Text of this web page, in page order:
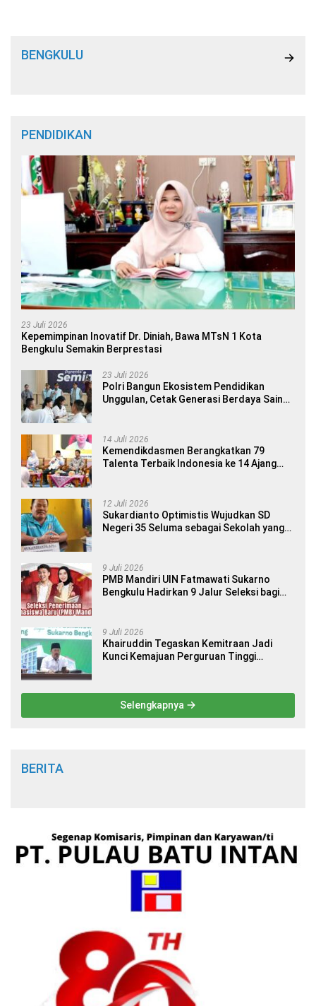
BENGKULU
PENDIDIKAN
23 Juli 2026
Kepemimpinan Inovatif Dr. Diniah, Bawa MTsN 1 Kota
Bengkulu Semakin Berprestasi
23 Juli 2026
Polri Bangun Ekosistem Pendidikan
Unggulan, Cetak Generasi Berdaya Saing
14 Juli 2026
Kemendikdasmen Berangkatkan 79
Talenta Terbaik Indonesia ke 14 Ajang
12 Juli 2026
Sukardianto Optimistis Wujudkan SD
Negeri 35 Seluma sebagai Sekolah yang
9 Juli 2026
PMB Mandiri UIN Fatmawati Sukarno
Bengkulu Hadirkan 9 Jalur Seleksi bagi
9 Juli 2026
Khairuddin Tegaskan Kemitraan Jadi
Kunci Kemajuan Perguruan Tinggi
Selengkapnya
BERITA